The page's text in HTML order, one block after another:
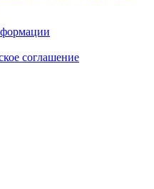
соглашение